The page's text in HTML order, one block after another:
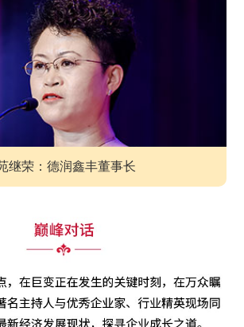
继荣：德润鑫丰董事长